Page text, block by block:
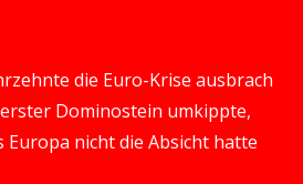
die Euro-Krise ausbrach
Dominostein umkippte,
Europa nicht die Absicht hatte